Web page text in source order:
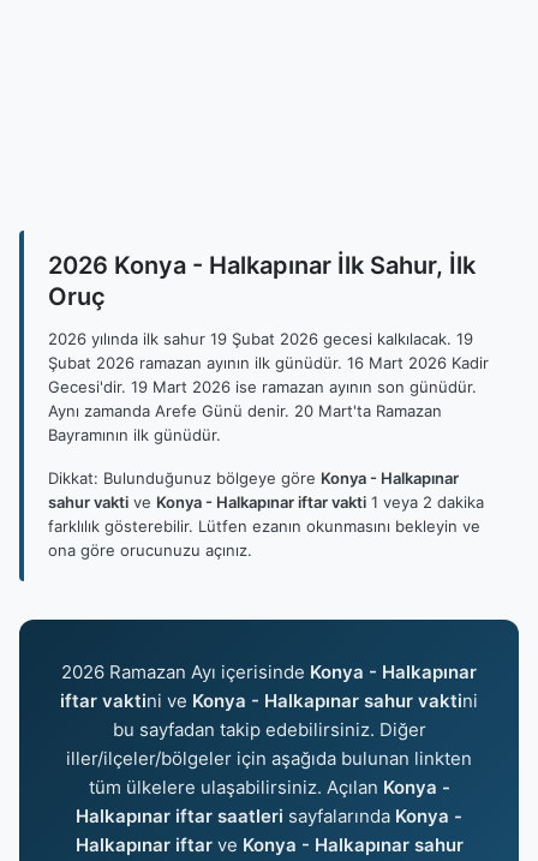
2026 Konya - Halkapınar İlk Sahur, İlk
Oruç
2026 yılında ilk sahur 19 Şubat 2026 gecesi kalkılacak. 19
Şubat 2026 ramazan ayının ilk günüdür. 16 Mart 2026 Kadir
Gecesi'dir. 19 Mart 2026 ise ramazan ayının son günüdür.
Aynı zamanda Arefe Günü denir. 20 Mart'ta Ramazan
Bayramının ilk günüdür.
Dikkat: Bulunduğunuz bölgeye göre Konya - Halkapınar
sahur vakti ve Konya - Halkapınar iftar vakti 1 veya 2 dakika
farklılık gösterebilir. Lütfen ezanın okunmasını bekleyin ve
ona göre orucunuzu açınız.
2026 Ramazan Ayı içerisinde Konya - Halkapınar
iftar vaktini ve Konya - Halkapınar sahur vaktini
bu sayfadan takip edebilirsiniz. Diğer
iller/ilçeler/bölgeler için aşağıda bulunan linkten
tüm ülkelere ulaşabilirsiniz. Açılan Konya -
Halkapınar iftar saatleri sayfalarında Konya -
Halkapınar iftarve Konya - Halkapınar sahur